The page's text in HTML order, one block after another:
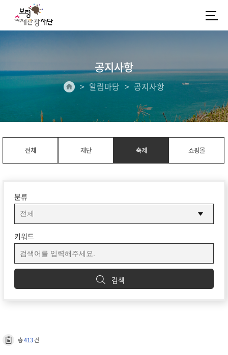
공지사항
알림마당 공지사항
전체 재단 축제 쇼핑몰
분류
키워드
검색
총413건